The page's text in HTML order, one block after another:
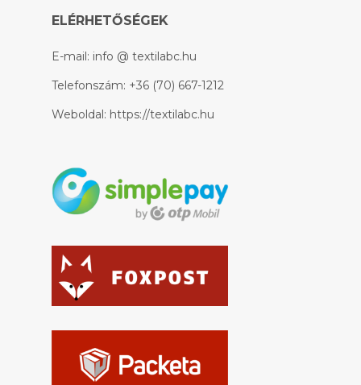
ELÉRHETŐSÉGEK
E-mail: info @ textilabc.hu
Telefonszám: +36 (70) 667-1212
Weboldal: https://textilabc.hu